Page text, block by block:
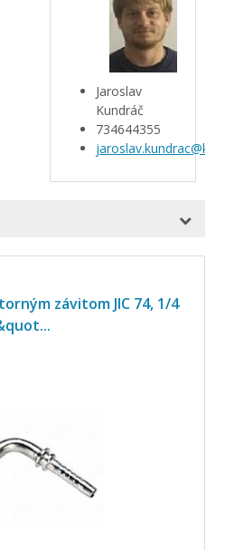
Jaroslav
Kundráč
734644355
závitom JIC 74, 1/4